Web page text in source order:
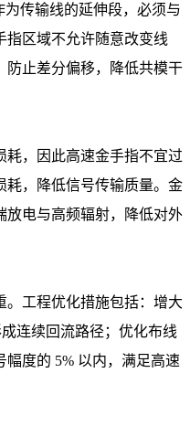
传输线的延伸段，必须与
指区域不允许随意改变线
防止差分偏移，降低共模干
，因此高速金手指不宜过
耗，降低信号传输质量。金
放电与高频辐射，降低对外
。工程优化措施包括：增大
连续回流路径；优化布线
度的 5% 以内，满足高速